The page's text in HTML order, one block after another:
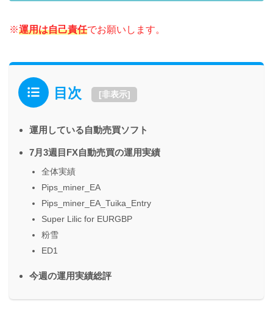
※運用は自己責任でお願いします。
目次 [非表示]
運用している自動売買ソフト
7月3週目FX自動売買の運用実績
全体実績
Pips_miner_EA
Pips_miner_EA_Tuika_Entry
Super Lilic for EURGBP
粉雪
ED1
今週の運用実績総評